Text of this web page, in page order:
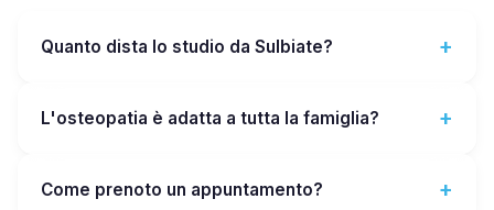
Quanto dista lo studio da Sulbiate?
L'osteopatia è adatta a tutta la famiglia?
Come prenoto un appuntamento?